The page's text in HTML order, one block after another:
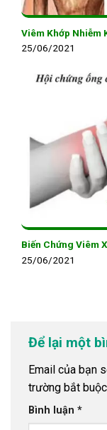
Viêm Khớp Nhiễm
25/06/2021
Biến Chứng Viêm
25/06/2021
Để lại một
Email của bạn
trường bắt
Bình luận *